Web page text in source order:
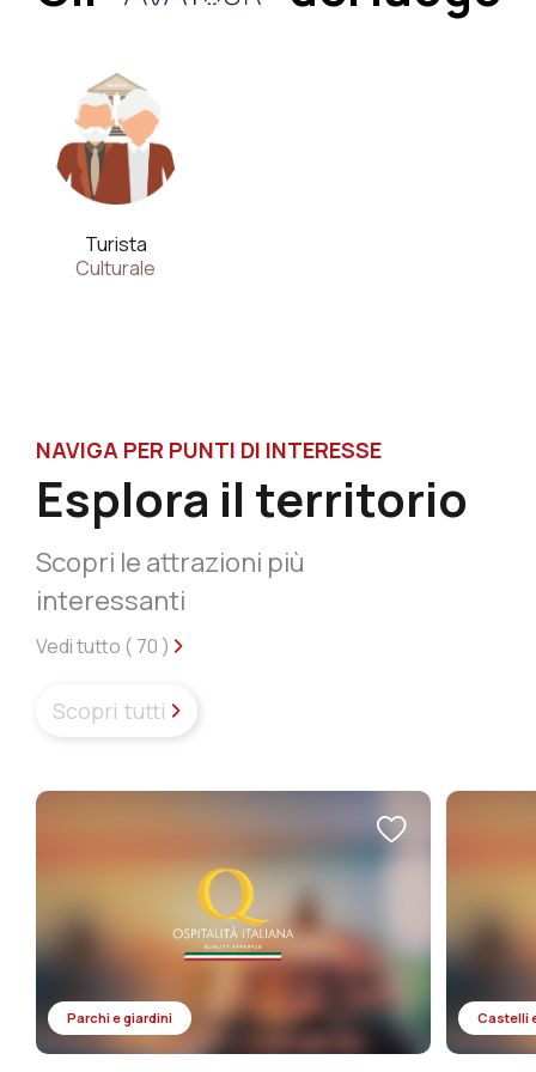
Turista
Culturale
NAVIGA PER PUNTI DI INTERESSE
Esplora il territorio
Scopri le attrazioni più
interessanti
Vedi tutto ( 70 )
Scopri tutti
Parchi e giardini Castelli